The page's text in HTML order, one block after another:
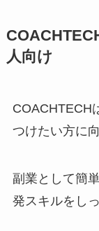
人向け
COACHTECH
つけたい方に
副業として簡
発スキルをし